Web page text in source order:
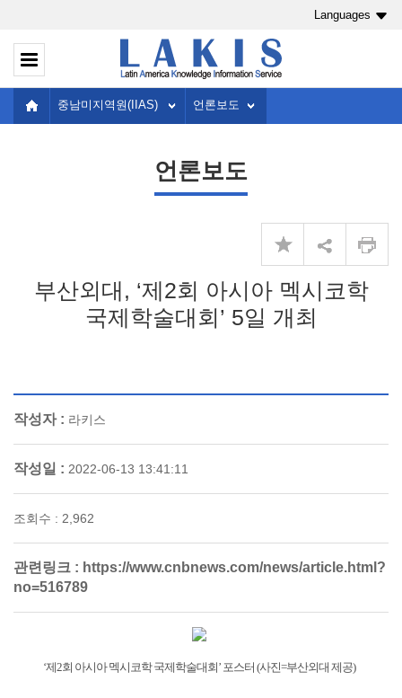
Languages
중남미지역원(IIAS) 언론보도
언론보도
부산외대, ‘제2회 아시아 멕시코학
국제학술대회’ 5일 개최
작성자 : 라키스
작성일 : 2022-06-13 13:41:11
조회수 : 2,962
관련링크 : https://www.cnbnews.com/news/article.html?
no=516789
‘제2회 아시아 멕시코학 국제학술대회’ 포스터 (사진=부산외대 제공)